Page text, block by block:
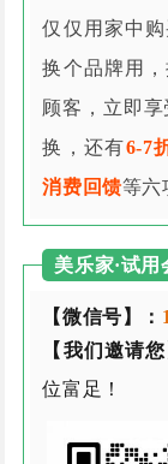
仅仅用家中
换个品牌用
顾客，立即享
换，还有6-7
消费回馈等六
美乐家·试用
【微信号】：
【我们邀请
位富足！